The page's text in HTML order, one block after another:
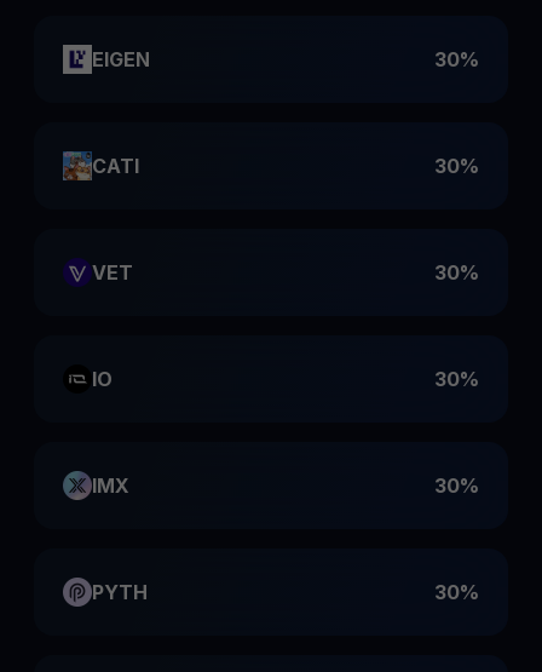
EIGEN 30%
CATI 30%
VET 30%
IO 30%
IMX 30%
PYTH 30%